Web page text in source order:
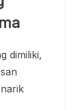
dimiliki,